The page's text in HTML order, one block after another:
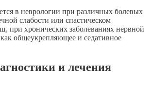
в неврологии при различных болевых
слабости или спастическом
при хронических заболеваниях нервной
общеукрепляющее и седативное
и лечения